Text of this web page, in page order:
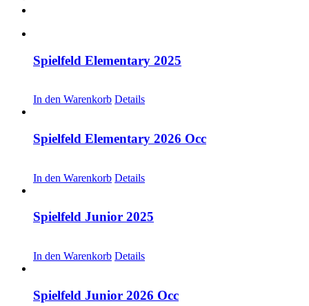
Spielfeld Elementary 2025
In den Warenkorb Details
Spielfeld Elementary 2026 Occ
In den Warenkorb Details
Spielfeld Junior 2025
In den Warenkorb Details
Spielfeld Junior 2026 Occ